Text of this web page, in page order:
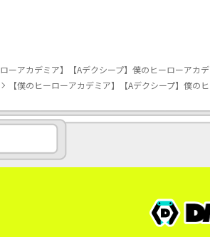
ローアカデミア】【Aデクシープ】僕のヒーローアカ
【僕のヒーローアカデミア】【Aデクシープ】僕の